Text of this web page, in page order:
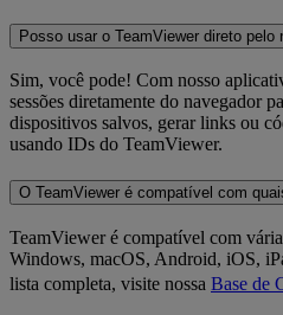
Posso usar o TeamViewer direto pelo
Sim, você pode! Com nosso
sessões diretamente do navegador
dispositivos salvos, gerar links ou
usando IDs do TeamViewer.
O TeamViewer é compatível com
TeamViewer é compatível com
Windows, macOS, Android, iOS,
lista completa, visite nossa Base de